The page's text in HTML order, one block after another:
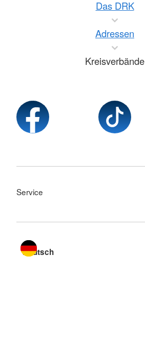
Das DRK
Adressen
Kreisverbände
Service
Sprache wechseln zu